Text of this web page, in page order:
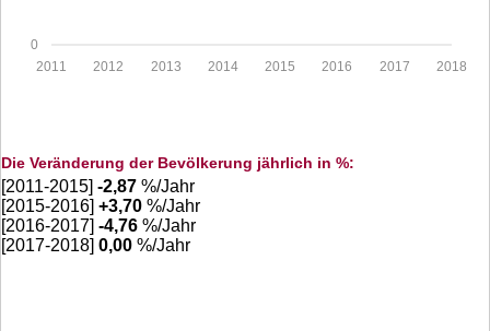
0
2018
2017
2016
2015
2014
2013
2012
2011
Die Veränderung der Bevölkerung jährlich in %:
[2011-2015] -2,87 %/Jahr
[2015-2016] +3,70 %/Jahr
[2016-2017] -4,76 %/Jahr
[2017-2018] 0,00 %/Jahr